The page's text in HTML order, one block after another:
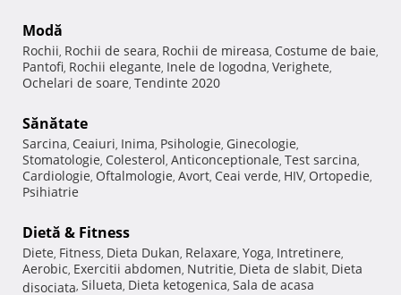
Modă
Rochii, Rochii de seara, Rochii de mireasa, Costume de baie,
Pantofi, Rochii elegante, Inele de logodna, Verighete,
Ochelari de soare, Tendinte 2020
Sănătate
Sarcina, Ceaiuri, Inima, Psihologie, Ginecologie,
Stomatologie, Colesterol, Anticonceptionale, Test sarcina,
Cardiologie, Oftalmologie, Avort, Ceai verde, HIV, Ortopedie,
Psihiatrie
Dietă & Fitness
Diete, Fitness, Dieta Dukan, Relaxare, Yoga, Intretinere,
Aerobic, Exercitii abdomen, Nutritie, Dieta de slabit, Dieta
disociata, Silueta, Dieta ketogenica, Sala de acasa